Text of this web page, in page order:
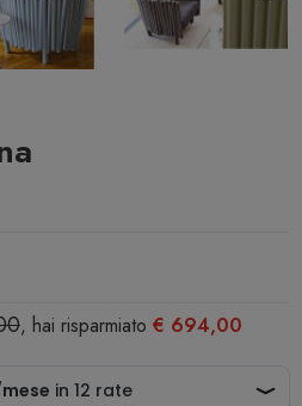
, hai risparmiato € 694,00